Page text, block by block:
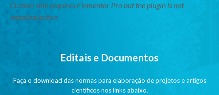
Custom skin requires Elementor Pro but the plugin is not
installed/active
Editais e Documentos
Faça o download das normas para elaboração de projetos e artigos
científicos nos links abaixo.